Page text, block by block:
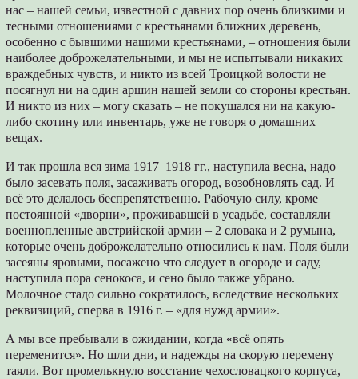
нас – нашей семьи, известной с давних пор очень близкими и
тесными отношениями с крестьянами ближних деревень,
особенно с бывшими нашими крестьянами, – отношения были
наиболее доброжелательными, и мы не испытывали никаких
враждебных чувств, и никто из всей Троицкой волости не
посягнул ни на один аршин нашей земли со стороны крестьян.
И никто из них – могу сказать – не покушался ни на какую-
либо скотину или инвентарь, уже не говоря о домашних
вещах.
И так прошла вся зима 1917–1918 гг., наступила весна, надо
было засевать поля, засаживать огород, возобновлять сад. И
всё это делалось беспрепятственно. Рабочую силу, кроме
постоянной «дворни», проживавшей в усадьбе, составляли
военнопленные австрийской армии – 2 словака и 2 румына,
которые очень доброжелательно относились к нам. Поля были
засеяны яровыми, посажено что следует в огороде и саду,
наступила пора сенокоса, и сено было также убрано.
Молочное стадо сильно сократилось, вследствие нескольких
реквизиций, сперва в 1916 г. – «для нужд армии».
А мы все пребывали в ожидании, когда «всё опять
переменится». Но шли дни, и надежды на скорую перемену
таяли. Вот промелькнуло восстание чехословацкого корпуса,